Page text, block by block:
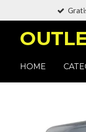
hoofdinhoud
HOME